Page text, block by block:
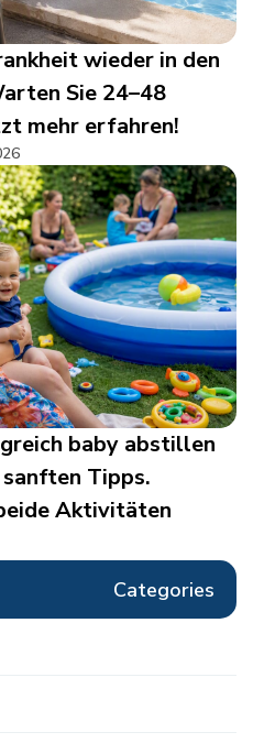
wieder in den
Sie 24–48
mehr erfahren!
baby abstillen
Tipps.
Aktivitäten
Categories